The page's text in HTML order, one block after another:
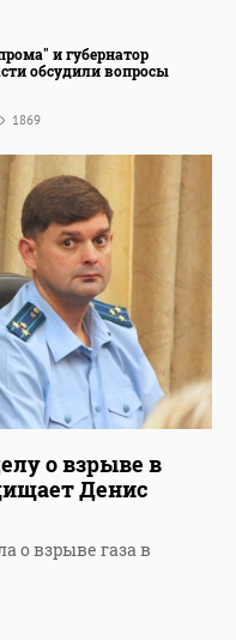
и губернатор
обсудили вопросы
1869
о взрыве в
Денис
о взрыве газа в